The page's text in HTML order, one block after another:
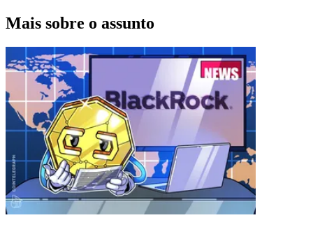
Mais sobre o assunto